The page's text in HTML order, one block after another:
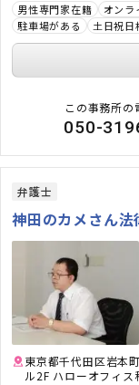
男性専門家在籍 オンラ
駐車場がある
土日祝日
この事務所の
050-
弁護士
神田のカメさん法
東京都千代田区岩本
ル2F ハローオフィス